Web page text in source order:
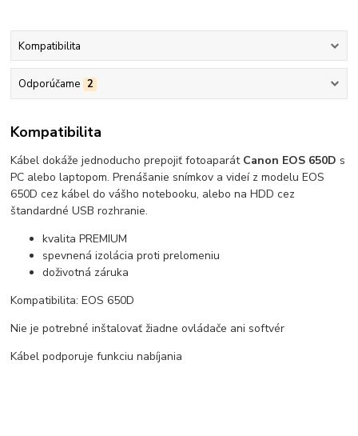
Kompatibilita
Odporúčame 2
Kompatibilita
Kábel dokáže jednoducho prepojiť fotoaparát Canon EOS 650D s
PC alebo laptopom. Prenášanie snímkov a videí z modelu EOS
650D cez kábel do vášho notebooku, alebo na HDD cez
štandardné USB rozhranie.
kvalita PREMIUM
spevnená izolácia proti prelomeniu
doživotná záruka
Kompatibilita: EOS 650D
Nie je potrebné inštalovať žiadne ovládače ani softvér
Kábel podporuje funkciu nabíjania